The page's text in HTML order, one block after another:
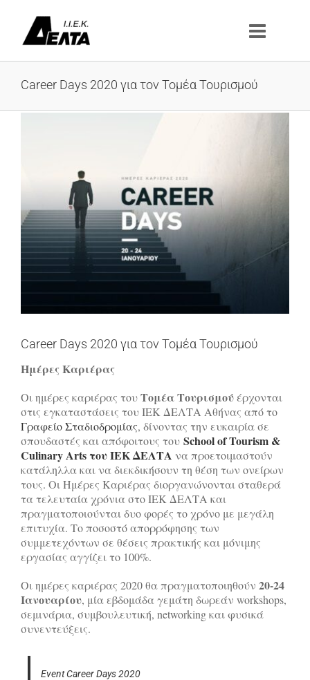
περιεχόμενο
Career Days 2020 για τον Τομέα Τουρισμού
Career Days 2020 για τον Τομέα Τουρισμού
Ημέρες Καριέρας
Οι ημέρες καριέρας τουΤομέα Τουρισμούέρχονται
στις εγκαταστάσεις του ΙΕΚ ΔΕΛΤΑ Αθήνας από το
Γραφείο Σταδιοδρομίας, δίνοντας την ευκαιρία σε
σπουδαστές και απόφοιτους του School of Tourism &
Culinary Arts του ΙΕΚ ΔΕΛΤΑ να προετοιμαστούν
κατάληλλα και να διεκδικήσουν τη θέση των ονείρων
τους. Οι Ημέρες Καριέρας διοργανώνονται σταθερά
τα τελευταία χρόνια στο ΙΕΚ ΔΕΛΤΑ και
πραγματοποιούνται δυο φορές το χρόνο με μεγάλη
επιτυχία. Το ποσοστό απορρόφησης των
συμμετεχόντων σε θέσεις πρακτικής και μόνιμης
εργασίας αγγίζει το 100%.
Οι ημέρες καριέρας 2020 θα πραγματοποιηθούν 20-24
Ιανουαρίου, μία εβδομάδα γεμάτη δωρεάν workshops,
σεμινάρια, συμβουλευτική, networking και φυσικά
συνεντεύξεις.
Event Career Days 2020